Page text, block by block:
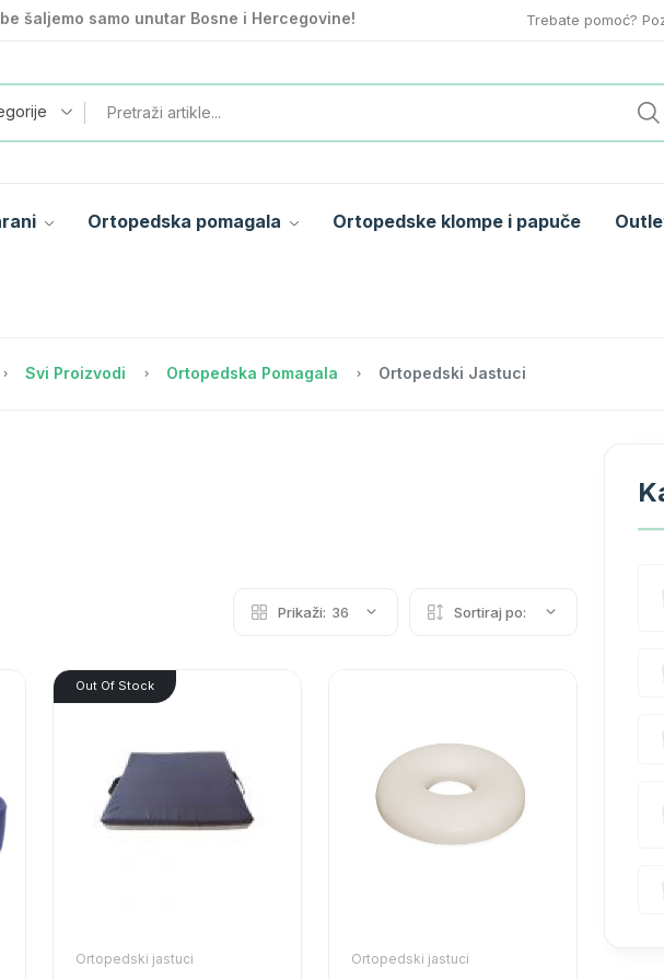
šaljemo samo unutar Bosne i Hercegovine! Trebate pomoć?
Ortopedska pomagala Ortopedske klompe i papuče
Svi Proizvodi Ortopedska Pomagala Ortopedski Jastuci
Prikaži: 36 Sortiraj po:
Out Of Stock
Ortopedski jastuci Ortopedski jastuci